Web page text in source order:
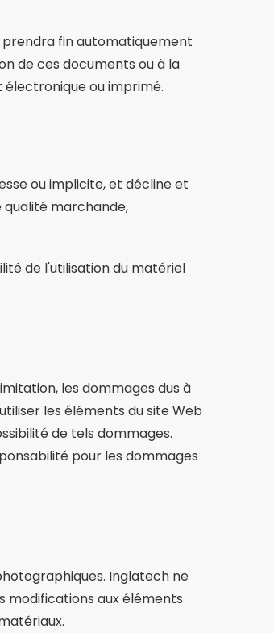
fin automatiquement
de ces documents ou à la
ou imprimé.
ou implicite, et décline et
qualité marchande,
de l'utilisation du matériel
les dommages dus à
les éléments du site Web
de tels dommages.
pour les dommages
Inglatech ne
modifications aux éléments